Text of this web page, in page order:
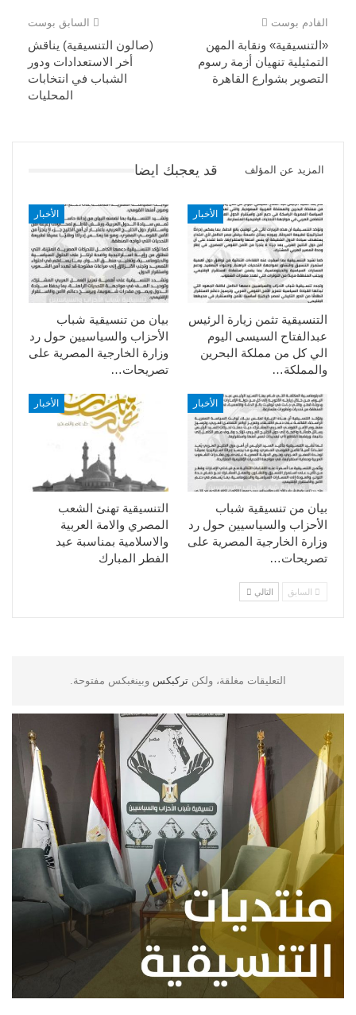
السابق بوست
(صالون التنسيقية) يناقش
أخر الاستعدادات ودور
الشباب في انتخابات
المحليات
القادم بوست
«التنسيقية» ونقابة المهن
التمثيلية تنهيان أزمة رسوم
التصوير بشوارع القاهرة
قد يعجبك ايضا المزيد عن المؤلف
الأخبار
بيان من تنسيقية شباب
الأحزاب والسياسيين حول رد
وزارة الخارجية المصرية على
تصريحات…
الأخبار
التنسيقية تثمن زيارة الرئيس
عبدالفتاح السيسى اليوم
الي كل من مملكة البحرين
والمملكة…
الأخبار
التنسيقية تهنئ الشعب
المصري والامة العربية
والاسلامية بمناسبة عيد
الفطر المبارك
الأخبار
بيان من تنسيقية شباب
الأحزاب والسياسيين حول رد
وزارة الخارجية المصرية على
تصريحات…
السابق التالي
التعليقات مغلقة، ولكن تركبكس وبينغبكس مفتوحة.